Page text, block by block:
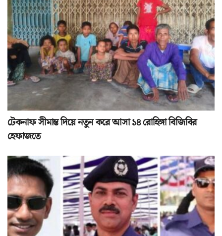
টেকনাফ সীমান্ত দিয়ে নতুন করে আসা ১৪ রোহিঙ্গা বিজিবির
হেফাজতে